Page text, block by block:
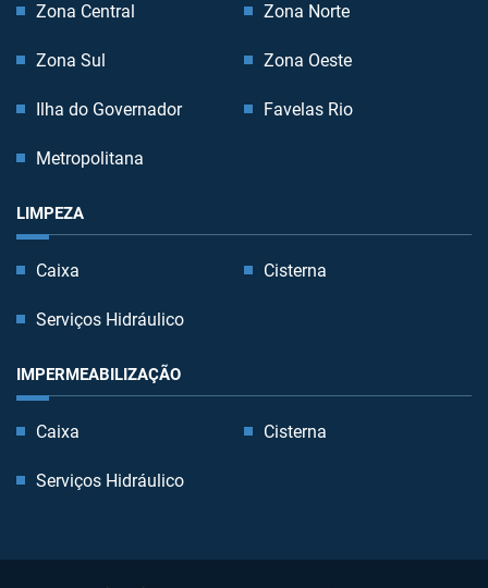
Zona Central Zona Norte
Zona Sul Zona Oeste
Ilha do Governador Favelas Rio
Metropolitana
LIMPEZA
Caixa Cisterna
Serviços Hidráulico
IMPERMEABILIZAÇÃO
Caixa Cisterna
Serviços Hidráulico